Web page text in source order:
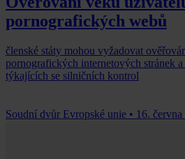
pornografických webů
členské státy mohou vyžadovat
pornografických internetových stránek
týkajících se silničních kontrol
Soudní dvůr Evropské unie • 16.